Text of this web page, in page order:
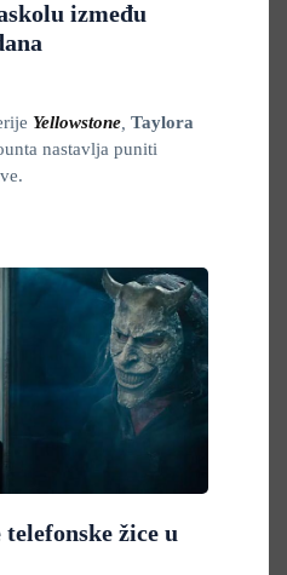
između
Yellowstone Taylora
nastavlja puniti
žice u